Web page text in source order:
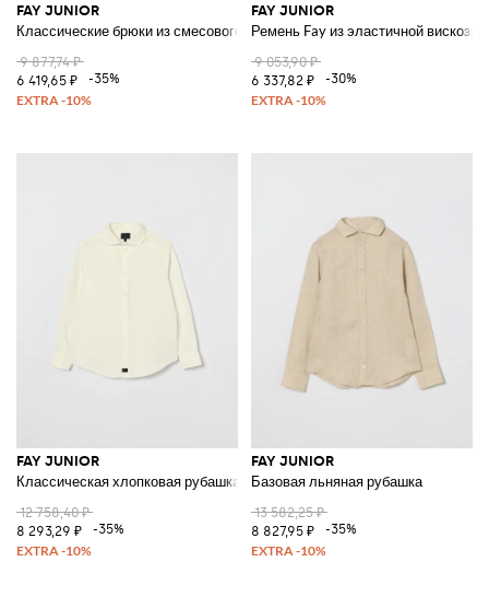
FAY JUNIOR
Классические брюки из смесового льна
9 877,74 ₽
6 419,65 ₽
-35%
FAY JUNIOR
Ремень Fay из эластичной вискозы
9 053,90 ₽
6 337,82 ₽
-30%
FAY JUNIOR
Классическая хлопковая рубашка
12 758,40 ₽
8 293,29 ₽
-35%
FAY JUNIOR
Базовая льняная рубашка
13 582,25 ₽
8 827,95 ₽
-35%